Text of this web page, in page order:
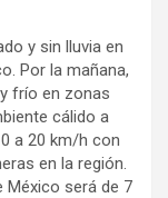
y sin lluvia en
Por la mañana,
frío en zonas
cálido a
a 20 km/h con
en la región.
México será de 7